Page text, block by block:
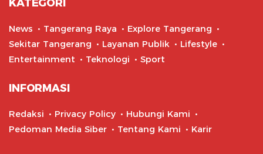
KATEGORI
News Tangerang Raya
Explore Tangerang
Sekitar Tangerang
Layanan Publik
Lifestyle
Entertainment
Teknologi Sport
INFORMASI
Redaksi Privacy Policy
Hubungi Kami
Pedoman Media Siber
Tentang Kami Karir